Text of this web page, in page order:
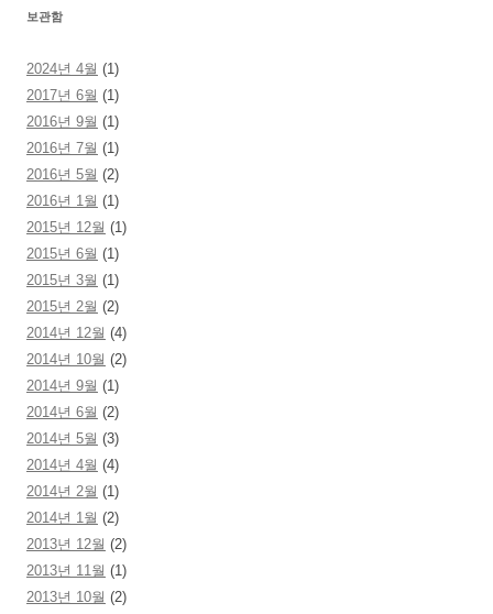
보관함
2024년 4월 (1)
2017년 6월 (1)
2016년 9월 (1)
2016년 7월 (1)
2016년 5월 (2)
2016년 1월 (1)
2015년 12월 (1)
2015년 6월 (1)
2015년 3월 (1)
2015년 2월 (2)
2014년 12월 (4)
2014년 10월 (2)
2014년 9월 (1)
2014년 6월 (2)
2014년 5월 (3)
2014년 4월 (4)
2014년 2월 (1)
2014년 1월 (2)
2013년 12월 (2)
2013년 11월 (1)
2013년 10월 (2)